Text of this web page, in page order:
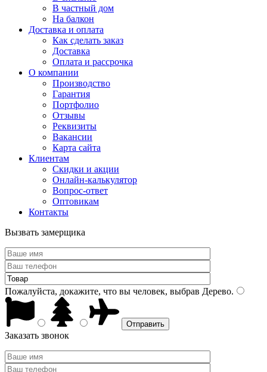
В частный дом
На балкон
Доставка и оплата
Как сделать заказ
Доставка
Оплата и рассрочка
О компании
Производство
Гарантия
Портфолио
Отзывы
Реквизиты
Вакансии
Карта сайта
Клиентам
Скидки и акции
Онлайн-калькулятор
Вопрос-ответ
Оптовикам
Контакты
Вызвать замерщика
Пожалуйста, докажите, что вы человек, выбрав Дерево.
Заказать звонок